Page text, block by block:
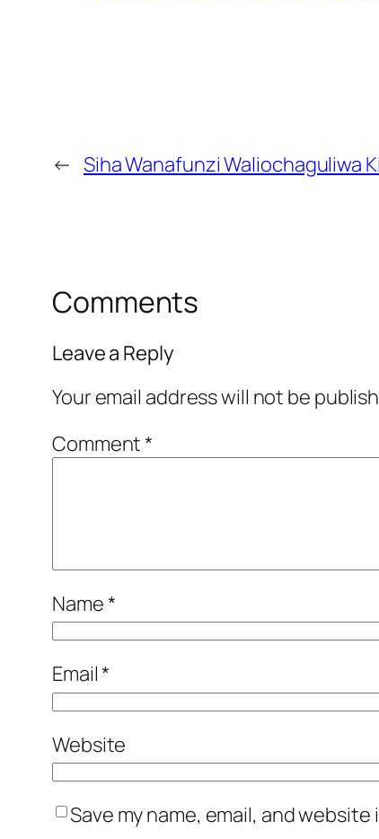
← Siha Wanafunzi Waliochaguliwa
Comments
Leave a Reply
Your email address will not be
Comment*
Name*
Email*
Website
Save my name, email, and